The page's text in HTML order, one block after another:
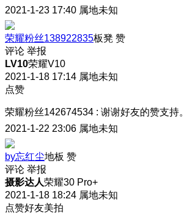
2021-1-23 17:40 属地未知
荣耀粉丝138922835板凳 赞
评论 举报
LV10荣耀V10
2021-1-18 17:14 属地未知
点赞
荣耀粉丝142674534 : 谢谢好友的赞支持。
2021-1-22 23:06 属地未知
by忘红尘地板 赞
评论 举报
摄影达人荣耀30 Pro+
2021-1-18 18:24 属地未知
点赞好友美拍